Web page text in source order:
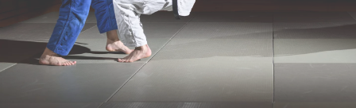
ZAPISZ SIĘ TERAZ